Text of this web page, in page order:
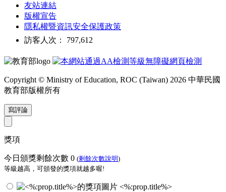
友站連結
版權宣告
隱私權暨資訊安全保護政策
訪客人次： 797,612
Copyright © Ministry of Education, ROC (Taiwan) 2026 中華民國
教育部版權所有
寫評論
獎項
今日頒獎剩餘次數 0 (剩餘次數說明)
等級越高，可頒發的獎項就越多喔!
<%:prop.title%>